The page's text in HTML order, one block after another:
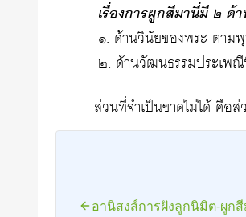
เรื่องการผูกสีมานี่มี ๒ ด้
๑. ด้านวินัยของพระ ตา
๒. ด้านวัฒนธรรมประเพณี
ส่วนที่จำเป็นขาดไม่ได้ คือ
อานิสงส์การฝังลูกนิมิต-ผูก